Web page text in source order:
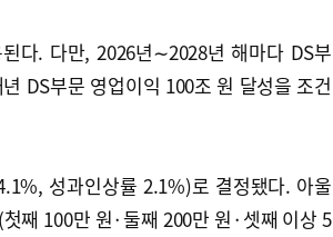
다. 다만, 2026년∼2028년 해마다 DS부
DS부문 영업이익 100조 원 달성을 조건
성과인상률 2.1%)로 결정됐다. 아울
째 100만 원·둘째 200만 원·셋째 이상 5